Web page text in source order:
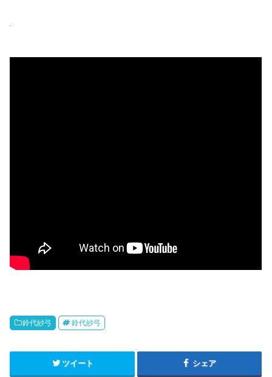
鈴代紗弓 鈴代紗弓
ツイート シェア